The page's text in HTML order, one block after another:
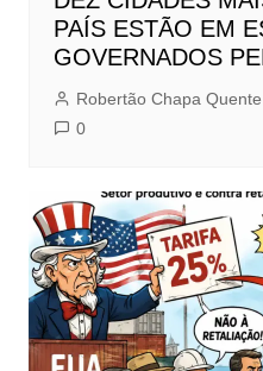
PAÍS ESTÃO EM
GOVERNADOS
Robertão Chapa Quente
0